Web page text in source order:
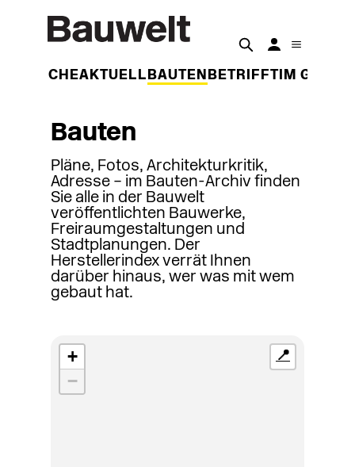
WOCHEAKTUELL BAUTEN BETRIFFT IM
Bauten
Pläne, Fotos, Architekturkritik,
Adresse – im Bauten-Archiv finden
Sie alle in der Bauwelt
veröffentlichten Bauwerke,
Freiraumgestaltungen und
Stadtplanungen. Der
Herstellerindex verrät Ihnen
darüber hinaus, wer was mit wem
gebaut hat.
+
−
📍